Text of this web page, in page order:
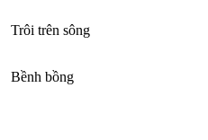
Trôi trên sông
Bềnh bồng